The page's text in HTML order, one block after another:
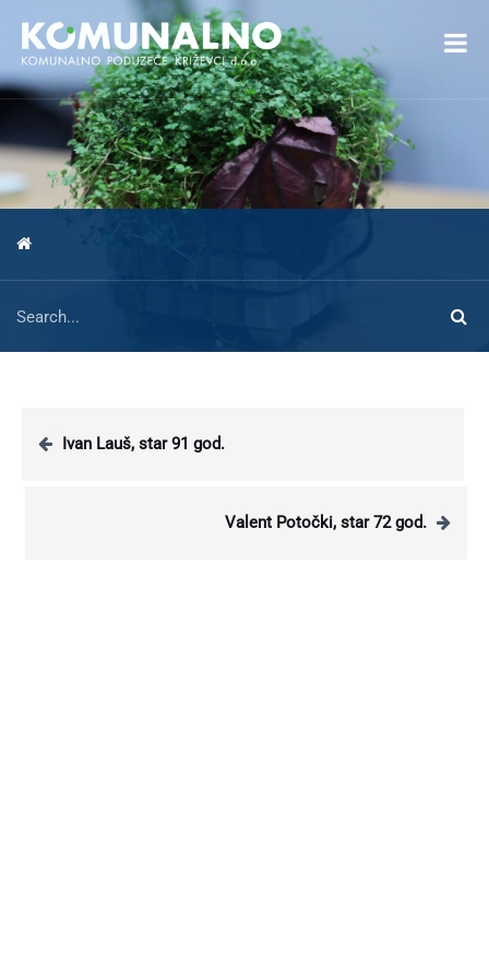
Open toolbar
Ivan Lauš, star 91 god.
Valent Potočki, star 72 god.